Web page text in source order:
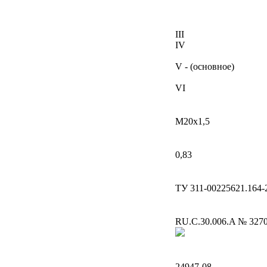
III
IV
V - (основное)
VI
М20х1,5
0,83
ТУ 311-00225621.164-
RU.C.30.006.A №